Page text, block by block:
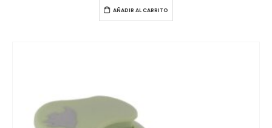
AÑADIR AL CARRITO